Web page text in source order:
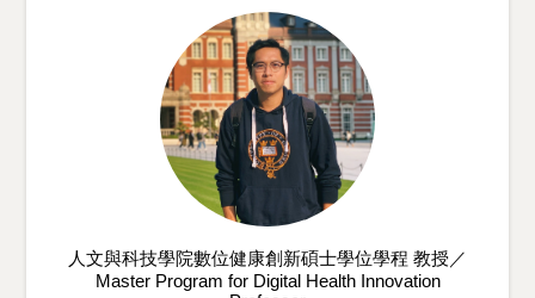
人文與科技學院數位健康創新碩士學位學程 教授／
Master Program for Digital Health Innovation